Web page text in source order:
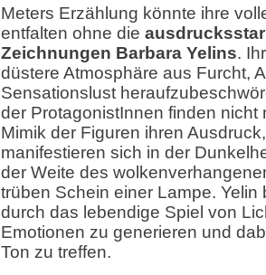
Meters Erzählung könnte ihre
entfalten ohne die
Zeichnungen Barbara Yelins.
düstere Atmosphäre aus Furcht,
Sensationslust
der ProtagonistInnen finden nicht
Mimik der Figuren ihren
manifestieren sich in der
der Weite des
trüben Schein einer Lampe. Yelin
durch das lebendige Spiel von
Emotionen zu generieren und
Ton zu treffen.